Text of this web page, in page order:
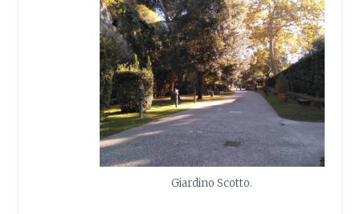
Giardino Scotto.